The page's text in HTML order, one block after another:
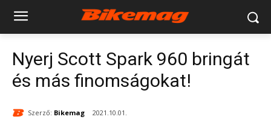
Nyerj Scott Spark 960 bringát
és más finomságokat!
Szerző: Bikemag 2021.10.01.